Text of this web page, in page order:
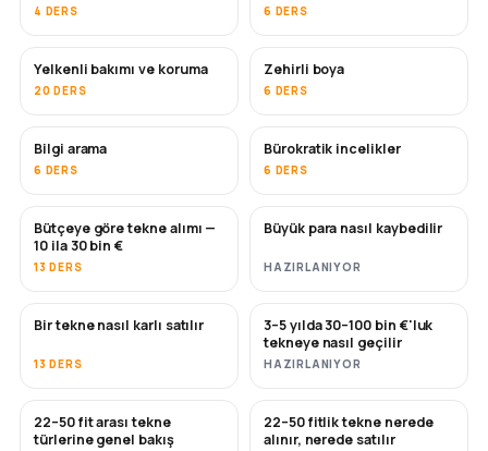
4 DERS 6 DERS
Yelkenli bakımı ve koruma
20 DERS
YAKINDA
Zehirli boya
6 DERS
Bilgi arama
6 DERS
Bürokratik incelikler
6 DERS
YAKINDA
Bütçeye göre tekne alımı —
10 ila 30 bin €
13 DERS
YAKINDA
Büyük para nasıl kaybedilir
HAZIRLANIYOR
YENI
Bir tekne nasıl karlı satılır
13 DERS
YENI
3–5 yılda 30–100 bin €'luk
tekneye nasıl geçilir
HAZIRLANIYOR
YAKINDA
22–50 fit arası tekne
türlerine genel bakış
YAKINDA
22–50 fitlik tekne nerede
alınır, nerede satılır